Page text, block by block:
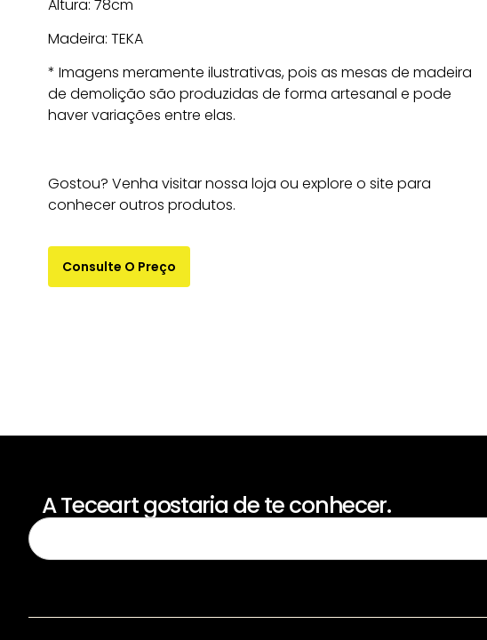
Altura: 78cm
Madeira: TEKA
* Imagens meramente ilustrativas, pois as mesas de madeira
de demolição são produzidas de forma artesanal e pode
haver variações entre elas.
Gostou? Venha visitar nossa loja ou explore o site para
conhecer outros produtos.
Consulte O Preço
A Teceart gostaria de te conhecer.